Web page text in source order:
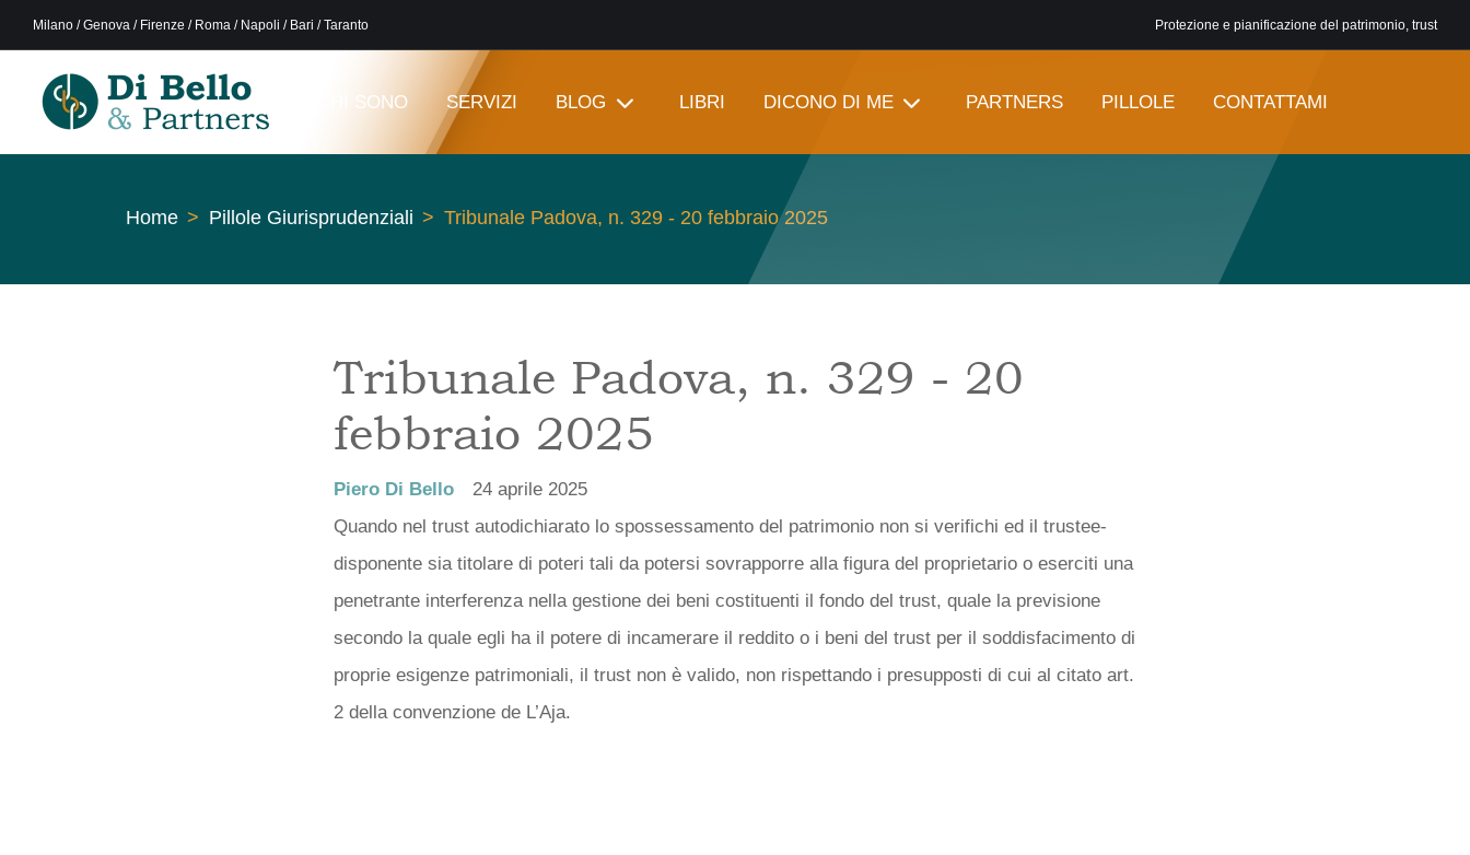
Milano / Genova / Firenze / Roma / Napoli / Bari / Taranto Protezione e pianificazione del patrimonio, trust
CHI SONO SERVIZI BLOG LIBRI DICONO DI ME PARTNERS PILLOLE CONTATTAMI
Home Pillole Giurisprudenziali Tribunale Padova, n. 329 - 20 febbraio 2025
Tribunale Padova, n. 329 - 20
febbraio 2025
Piero Di Bello
24 aprile 2025
Quando nel trust autodichiarato lo spossessamento del patrimonio non si verifichi ed il trustee-
disponente sia titolare di poteri tali da potersi sovrapporre alla figura del proprietario o eserciti una
penetrante interferenza nella gestione dei beni costituenti il fondo del trust, quale la previsione
secondo la quale egli ha il potere di incamerare il reddito o i beni del trust per il soddisfacimento di
proprie esigenze patrimoniali, il trust non è valido, non rispettando i presupposti di cui al citato art.
2 della convenzione de L’Aja.